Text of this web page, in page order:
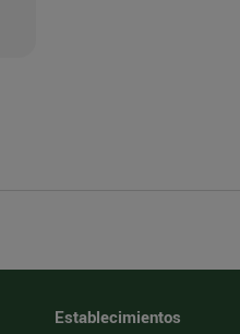
Establecimientos